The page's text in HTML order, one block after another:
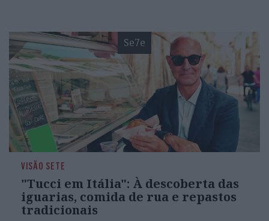
Se7e
VISÃO SETE
"Tucci em Itália": À descoberta das
iguarias, comida de rua e repastos
tradicionais